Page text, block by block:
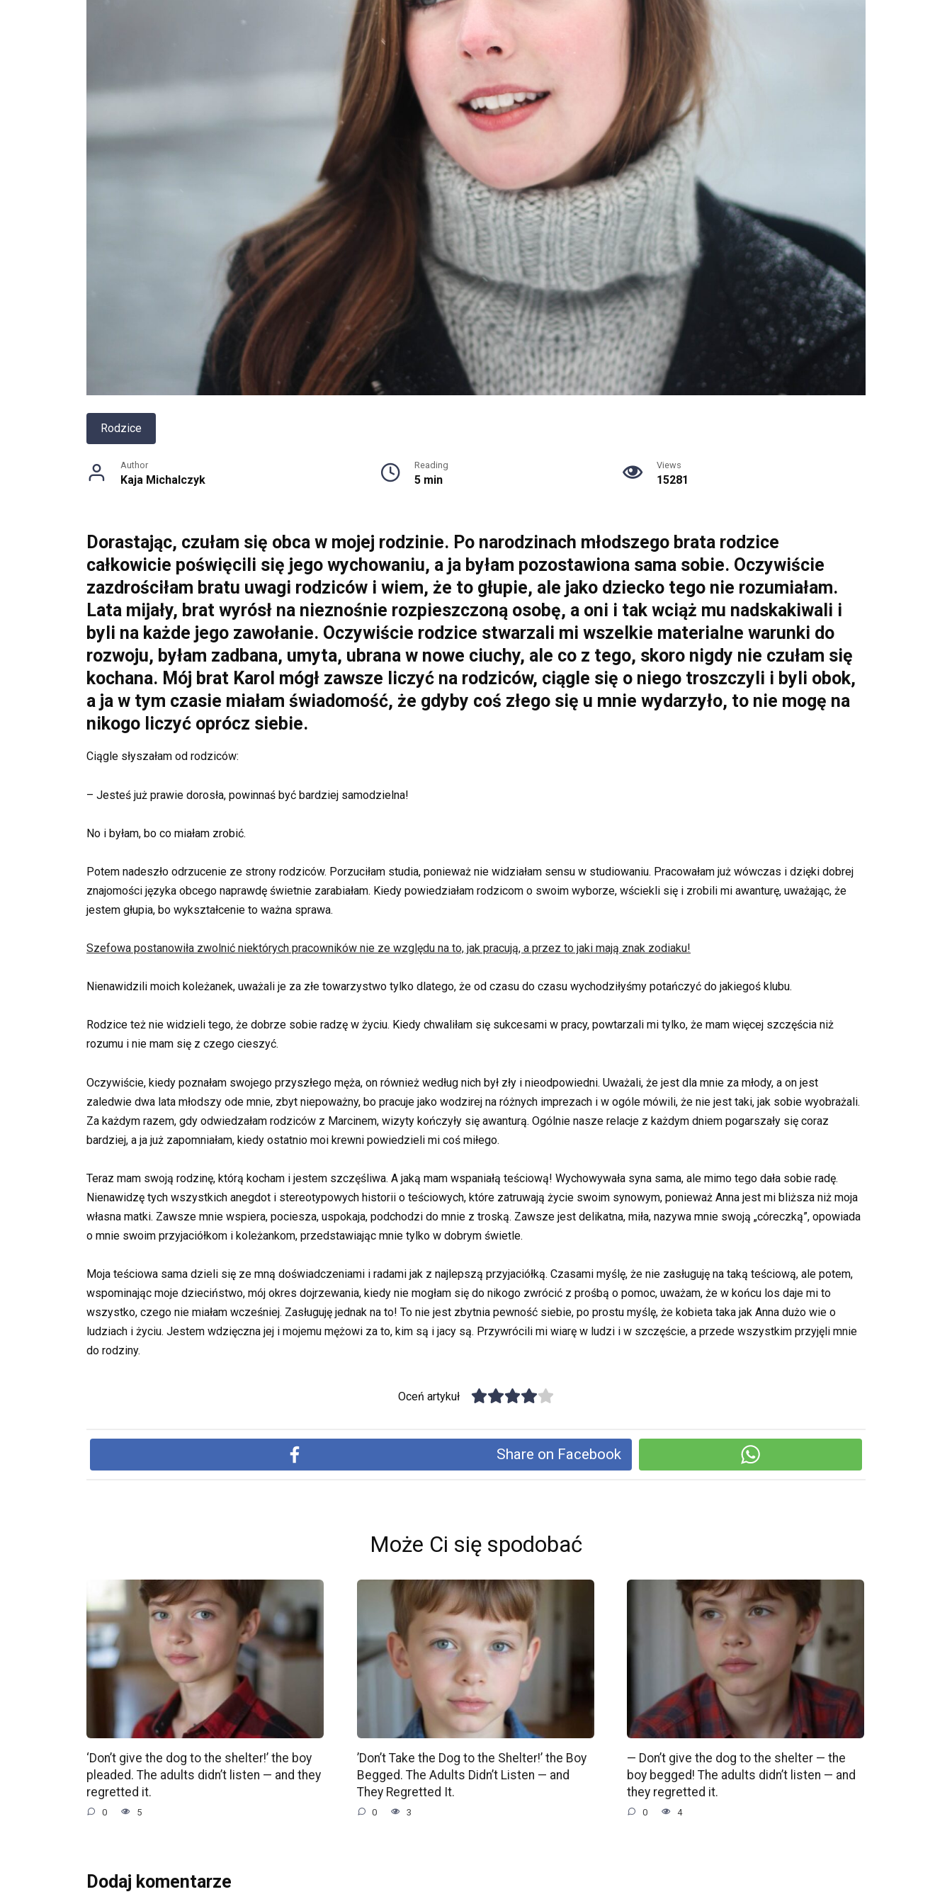
Rodzice
Author
Kaja Michalczyk
Reading
5 min
Views
15281
Dorastając, czułam się obca w mojej rodzinie. Po narodzinach młodszego brata rodzice
całkowicie poświęcili się jego wychowaniu, a ja byłam pozostawiona sama sobie. Oczywiście
zazdrościłam bratu uwagi rodziców i wiem, że to głupie, ale jako dziecko tego nie rozumiałam.
Lata mijały, brat wyrósł na nieznośnie rozpieszczoną osobę, a oni i tak wciąż mu nadskakiwali i
byli na każde jego zawołanie. Oczywiście rodzice stwarzali mi wszelkie materialne warunki do
rozwoju, byłam zadbana, umyta, ubrana w nowe ciuchy, ale co z tego, skoro nigdy nie czułam się
kochana. Mój brat Karol mógł zawsze liczyć na rodziców, ciągle się o niego troszczyli i byli obok,
a ja w tym czasie miałam świadomość, że gdyby coś złego się u mnie wydarzyło, to nie mogę na
nikogo liczyć oprócz siebie.
Ciągle słyszałam od rodziców:
– Jesteś już prawie dorosła, powinnaś być bardziej samodzielna!
No i byłam, bo co miałam zrobić.
Potem nadeszło odrzucenie ze strony rodziców. Porzuciłam studia, ponieważ nie widziałam sensu w studiowaniu. Pracowałam już wówczas i dzięki dobrej
znajomości języka obcego naprawdę świetnie zarabiałam. Kiedy powiedziałam rodzicom o swoim wyborze, wściekli się i zrobili mi awanturę, uważając, że
jestem głupia, bo wykształcenie to ważna sprawa.
Szefowa postanowiła zwolnić niektórych pracowników nie ze względu na to, jak pracują, a przez to jaki mają znak zodiaku!
Nienawidzili moich koleżanek, uważali je za złe towarzystwo tylko dlatego, że od czasu do czasu wychodziłyśmy potańczyć do jakiegoś klubu.
Rodzice też nie widzieli tego, że dobrze sobie radzę w życiu. Kiedy chwaliłam się sukcesami w pracy, powtarzali mi tylko, że mam więcej szczęścia niż
rozumu i nie mam się z czego cieszyć.
Oczywiście, kiedy poznałam swojego przyszłego męża, on również według nich był zły i nieodpowiedni. Uważali, że jest dla mnie za młody, a on jest
zaledwie dwa lata młodszy ode mnie, zbyt niepoważny, bo pracuje jako wodzirej na różnych imprezach i w ogóle mówili, że nie jest taki, jak sobie wyobrażali.
Za każdym razem, gdy odwiedzałam rodziców z Marcinem, wizyty kończyły się awanturą. Ogólnie nasze relacje z każdym dniem pogarszały się coraz
bardziej, a ja już zapomniałam, kiedy ostatnio moi krewni powiedzieli mi coś miłego.
Teraz mam swoją rodzinę, którą kocham i jestem szczęśliwa. A jaką mam wspaniałą teściową! Wychowywała syna sama, ale mimo tego dała sobie radę.
Nienawidzę tych wszystkich anegdot i stereotypowych historii o teściowych, które zatruwają życie swoim synowym, ponieważ Anna jest mi bliższa niż moja
własna matki. Zawsze mnie wspiera, pociesza, uspokaja, podchodzi do mnie z troską. Zawsze jest delikatna, miła, nazywa mnie swoją „córeczką”, opowiada
o mnie swoim przyjaciółkom i koleżankom, przedstawiając mnie tylko w dobrym świetle.
Moja teściowa sama dzieli się ze mną doświadczeniami i radami jak z najlepszą przyjaciółką. Czasami myślę, że nie zasługuję na taką teściową, ale potem,
wspominając moje dzieciństwo, mój okres dojrzewania, kiedy nie mogłam się do nikogo zwrócić z prośbą o pomoc, uważam, że w końcu los daje mi to
wszystko, czego nie miałam wcześniej. Zasługuję jednak na to! To nie jest zbytnia pewność siebie, po prostu myślę, że kobieta taka jak Anna dużo wie o
ludziach i życiu. Jestem wdzięczna jej i mojemu mężowi za to, kim są i jacy są. Przywrócili mi wiarę w ludzi i w szczęście, a przede wszystkim przyjęli mnie
do rodziny.
Oceń artykuł
Share on Facebook
Może Ci się spodobać
‘Don’t give the dog to the shelter!’ the boy
pleaded. The adults didn’t listen — and they
regretted it.
0 5
’Don’t Take the Dog to the Shelter!’ the Boy
Begged. The Adults Didn’t Listen — and
They Regretted It.
0 3
— Don’t give the dog to the shelter — the
boy begged! The adults didn’t listen — and
they regretted it.
0 4
Dodaj komentarze